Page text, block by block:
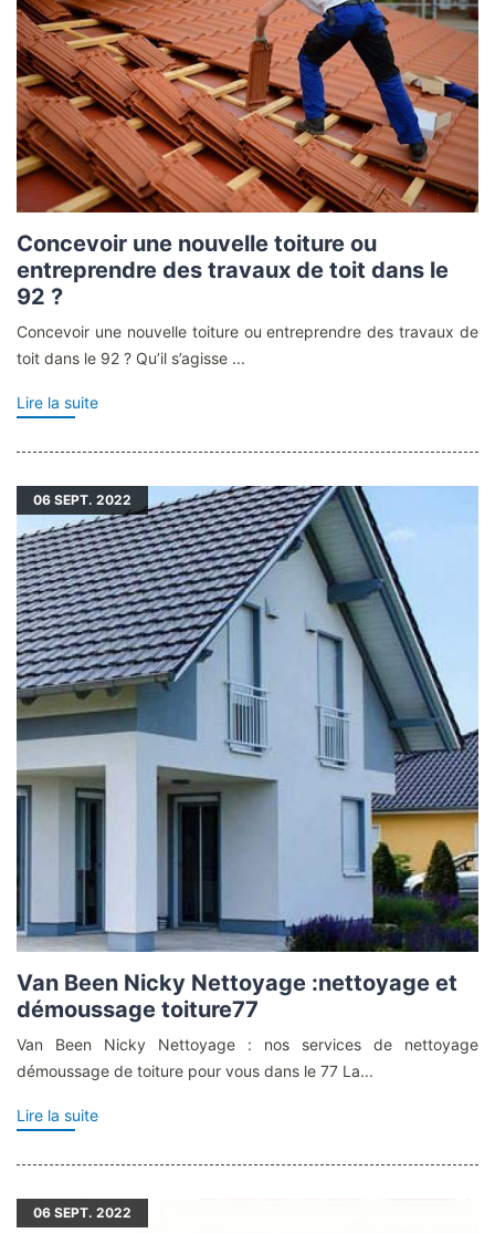
Concevoir une nouvelle toiture ou
entreprendre des travaux de toit dans le
92 ?
Concevoir une nouvelle toiture ou entreprendre des travaux de
toit dans le 92 ? Qu’il s’agisse ...
Lire la suite
06 SEPT. 2022
Van Been Nicky Nettoyage :nettoyage et
démoussage toiture77
Van Been Nicky Nettoyage : nos services de nettoyage
démoussage de toiture pour vous dans le 77 La...
Lire la suite
06 SEPT. 2022